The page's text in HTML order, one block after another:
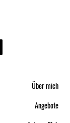
Über mich
Angebote